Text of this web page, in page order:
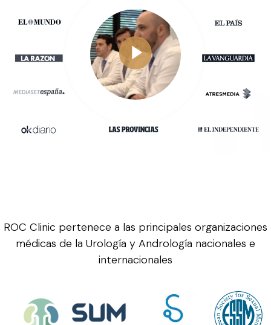
ROC Clinic pertenece a las principales organizaciones
médicas de la Urología y Andrología nacionales e
internacionales